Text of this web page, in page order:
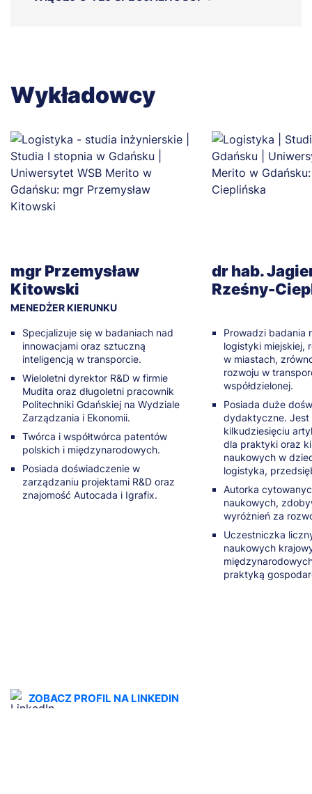
Wykładowcy
mgr Przemysław
Kitowski
MENEDŻER KIERUNKU
Specjalizuje się w badaniach nad
innowacjami oraz sztuczną
inteligencją w transporcie.
Wieloletni dyrektor R&D w firmie
Mudita oraz długoletni pracownik
Politechniki Gdańskiej na Wydziale
Zarządzania i Ekonomii.
Twórca i współtwórca patentów
polskich i międzynarodowych.
Posiada doświadczenie w
zarządzaniu projektami R&D oraz
znajomość Autocada i Igrafix.
ZOBACZ PROFIL NA LINKEDIN
dr hab.
Rześny-
Prowadzi badania
logistyki miejskiej,
w miastach,
rozwoju w
współdzielonej.
Posiada duże
dydaktyczne. Jest
kilkudziesięciu
dla praktyki oraz
naukowych w
logistyka,
Autorka
naukowych,
wyróżnień za
Uczestniczka
naukowych
praktyką